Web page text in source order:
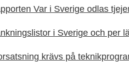
Var i Sverige odlas
i Sverige och per
krävs på